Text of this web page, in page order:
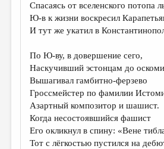
Спасаясь от вселенского потопа
Ю-в к жизни воскресил
И тут же укатил в
По Ю-ву, в довершение сего,
Наскучивший эстонцам до
Вышагивал гамбитно-ферзево
Гроссмейстер по фамилии
Азартный композитор и шашист.
Когда несостоявшийся фашист
Его окликнул в спину: «Вене
Тот с лёгкостью пустился на